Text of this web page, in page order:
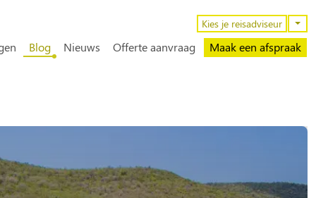
Kies je reisadviseur
Blog Nieuws Offerte aanvraag Maak een afspraak